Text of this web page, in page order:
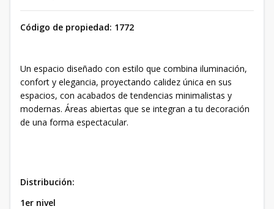
Código de propiedad: 1772
Un espacio diseñado con estilo que combina iluminación,
confort y elegancia, proyectando calidez única en sus
espacios, con acabados de tendencias minimalistas y
modernas. Áreas abiertas que se integran a tu decoración
de una forma espectacular.
Distribución:
1er nivel